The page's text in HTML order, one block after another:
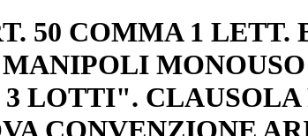
50 COMMA 1 LETT.
LOTTI".